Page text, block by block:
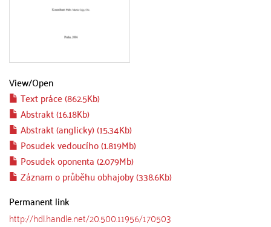
View/Open
Text práce (862.5Kb)
Abstrakt (16.18Kb)
Abstrakt (anglicky) (15.34Kb)
Posudek vedoucího (1.819Mb)
Posudek oponenta (2.079Mb)
Záznam o průběhu obhajoby (338.6Kb)
Permanent link
http://hdl.handle.net/20.500.11956/170503